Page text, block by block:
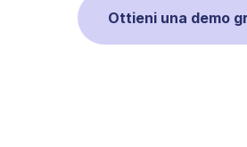
Ottieni una demo